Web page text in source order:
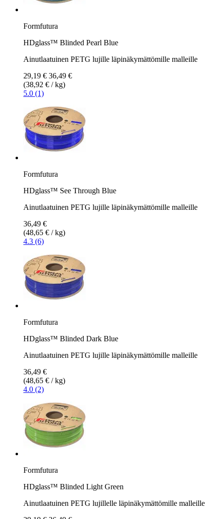
Formfutura
HDglass™ Blinded Pearl Blue
Ainutlaatuinen PETG lujille läpinäkymättömille malleille
29,19 € 36,49 €
(38,92 € / kg)
5.0 (1)
Formfutura
HDglass™ See Through Blue
Ainutlaatuinen PETG lujille läpinäkymättömille malleille
36,49 €
(48,65 € / kg)
4.3 (6)
Formfutura
HDglass™ Blinded Dark Blue
Ainutlaatuinen PETG lujille läpinäkymättömille malleille
36,49 €
(48,65 € / kg)
4.0 (2)
Formfutura
HDglass™ Blinded Light Green
Ainutlaatuinen PETG lujillelle läpinäkymättömille malleille